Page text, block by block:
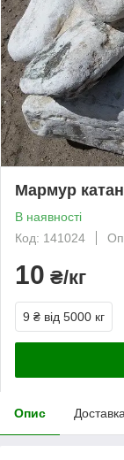
Мармур
В наявності
Код: 141024
10 ₴/кг
9 ₴ від 5000 кг
Опис Доставка